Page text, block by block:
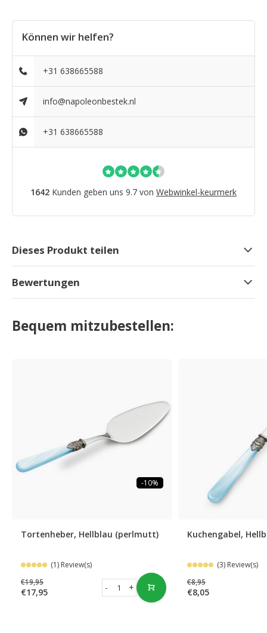
Können wir helfen?
+31 638665588
info@napoleonbestek.nl
+31 638665588
1642 Kunden geben uns 9.7 von Webwinkel-keurmerk
Dieses Produkt teilen
Bewertungen
Bequem mitzubestellen:
-10%
Tortenheber, Hellblau (perlmutt)
(1) Review(s)
€19,95
€17,95 +
-
Kuchengabel,
(3) Review(s)
€8,95
€8,05